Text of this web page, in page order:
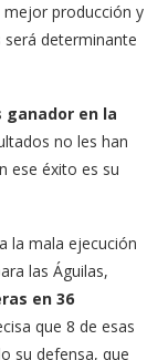
mejor producción y
será determinante
ganador en la
no les han
ese éxito es su
la mala ejecución
las Águilas,
en 36
que 8 de esas
su defensa, que